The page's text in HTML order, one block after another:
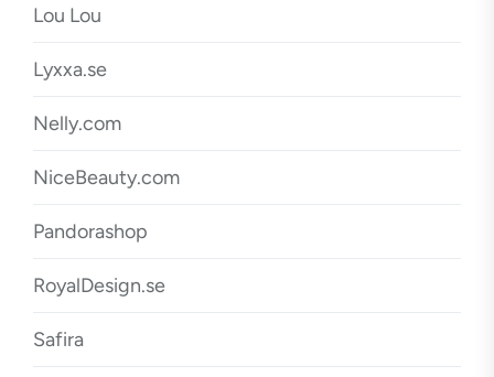
Lou Lou
Lyxxa.se
Nelly.com
NiceBeauty.com
Pandorashop
RoyalDesign.se
Safira